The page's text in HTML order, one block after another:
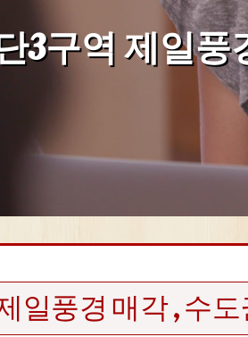
3구역 제일풍
일풍경 매각 , 수